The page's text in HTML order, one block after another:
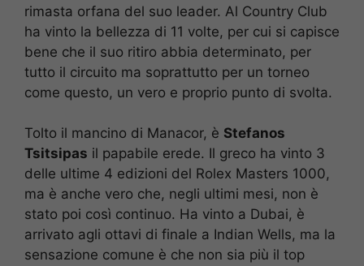
rimasta orfana del suo leader. Al Country Club
ha vinto la bellezza di 11 volte, per cui si capisce
bene che il suo ritiro abbia determinato, per
tutto il circuito ma soprattutto per un torneo
come questo, un vero e proprio punto di svolta.
Tolto il mancino di Manacor, è Stefanos
Tsitsipas il papabile erede. Il greco ha vinto 3
delle ultime 4 edizioni del Rolex Masters 1000,
ma è anche vero che, negli ultimi mesi, non è
stato poi così continuo. Ha vinto a Dubai, è
arrivato agli ottavi di finale a Indian Wells, ma la
sensazione comune è che non sia più il top